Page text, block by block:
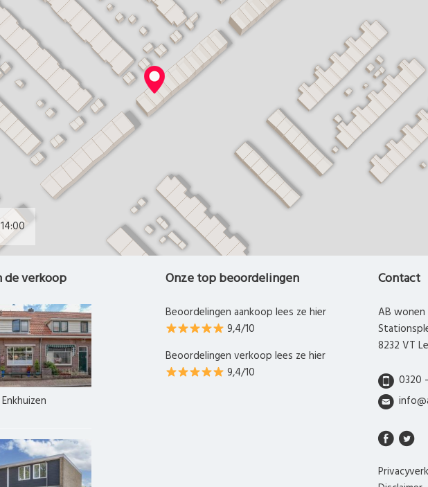
14:00
verkoop Onze top beoordelingen
Beoordelingen aankoop lees ze hier
9,4/10
Beoordelingen verkoop lees ze hier
9,4/10
Contact
AB wonen
8232 VT
0320